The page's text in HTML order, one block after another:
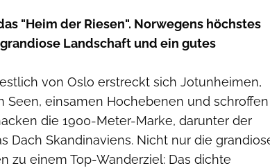
"Heim der Riesen". Norwegens höchstes
Landschaft und ein gutes
von Oslo erstreckt sich Jotunheimen,
Seen, einsamen Hochebenen und schroffen
die 1900-Meter-Marke, darunter der
Dach Skandinaviens. Nicht nur die
zu einem Top-Wanderziel: Das dichte